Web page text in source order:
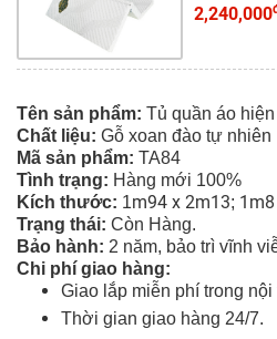
2,240,000
Tên sản phẩm: Tủ quần áo
Chất liệu: Gỗ xoan đào tự nhiên
Mã sản phẩm: TA84
Tình trạng: Hàng mới 100%
Kích thước: 1m94 x 2m13;
Trạng thái: Còn Hàng.
Bảo hành: 2 năm, bảo trì vĩnh
Chi phí giao hàng:
Giao lắp miễn phí trong nội
Thời gian giao hàng 24/7.